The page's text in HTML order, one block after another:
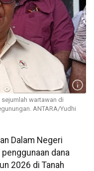
wartawan di
ANTARA/Yudhi
Dalam Negeri
dana
2026 di Tanah